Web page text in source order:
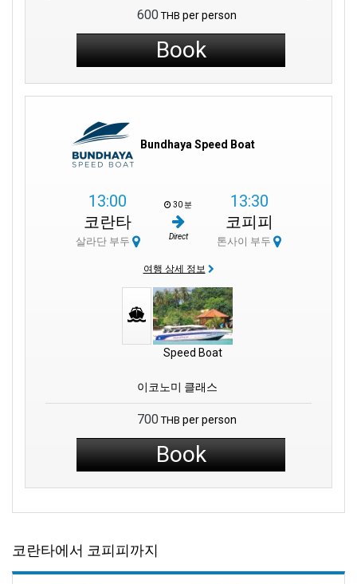
600 THB per person
Book
Bundhaya Speed Boat
13:00
코란타
살라단 부두
30 분
Direct
13:30
코피피
톤사이 부두
여행 상세 정보
Speed Boat
이코노미 클래스
700 THB per person
Book
코란타에서 코피피까지